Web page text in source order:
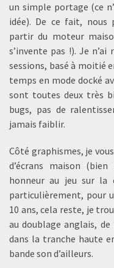
un simple portage (ce
idée). De ce fait, nous
partir du moteur
s’invente pas !). Je
sessions, basé à moitié
temps en mode docké
sont toutes deux très
bugs, pas de
jamais faiblir.
Côté graphismes, je
d’écrans maison
honneur au jeu sur la
particulièrement, pour
10 ans, cela reste, je
au doublage anglais,
dans la tranche haute
bande son d’ailleurs.